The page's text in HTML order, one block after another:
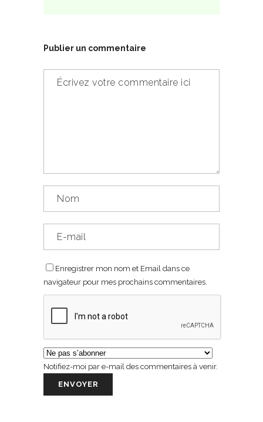
Publier un commentaire
Enregistrer mon nom et Email dans ce
navigateur pour mes prochains commentaires.
Notifiez-moi par e-mail des commentaires à venir.